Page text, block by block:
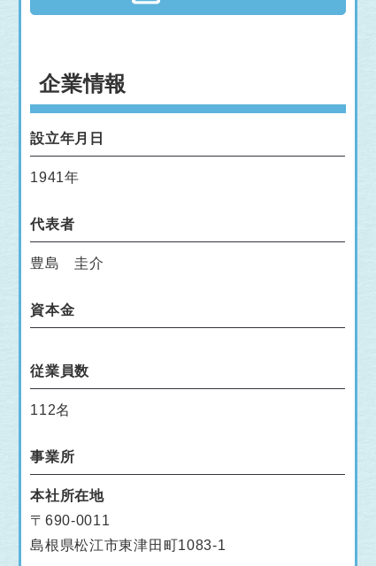
企業情報
設立年月日
1941年
代表者
豊島 圭介
資本金
従業員数
112名
事業所
本社所在地
〒690-0011
島根県松江市東津田町1083-1